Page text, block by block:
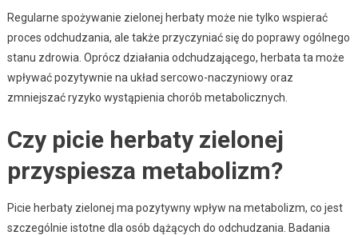
Regularne spożywanie zielonej herbaty może nie tylko wspierać
proces odchudzania, ale także przyczyniać się do poprawy ogólnego
stanu zdrowia. Oprócz działania odchudzającego, herbata ta może
wpływać pozytywnie na układ sercowo-naczyniowy oraz
zmniejszać ryzyko wystąpienia chorób metabolicznych.
Czy picie herbaty zielonej
przyspiesza metabolizm?
Picie herbaty zielonej ma pozytywny wpływ na metabolizm, co jest
szczególnie istotne dla osób dążących do odchudzania. Badania